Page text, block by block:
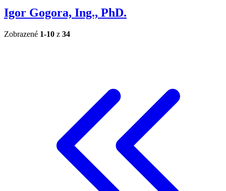
Igor Gogora, Ing., PhD.
Zobrazené 1-10 z 34